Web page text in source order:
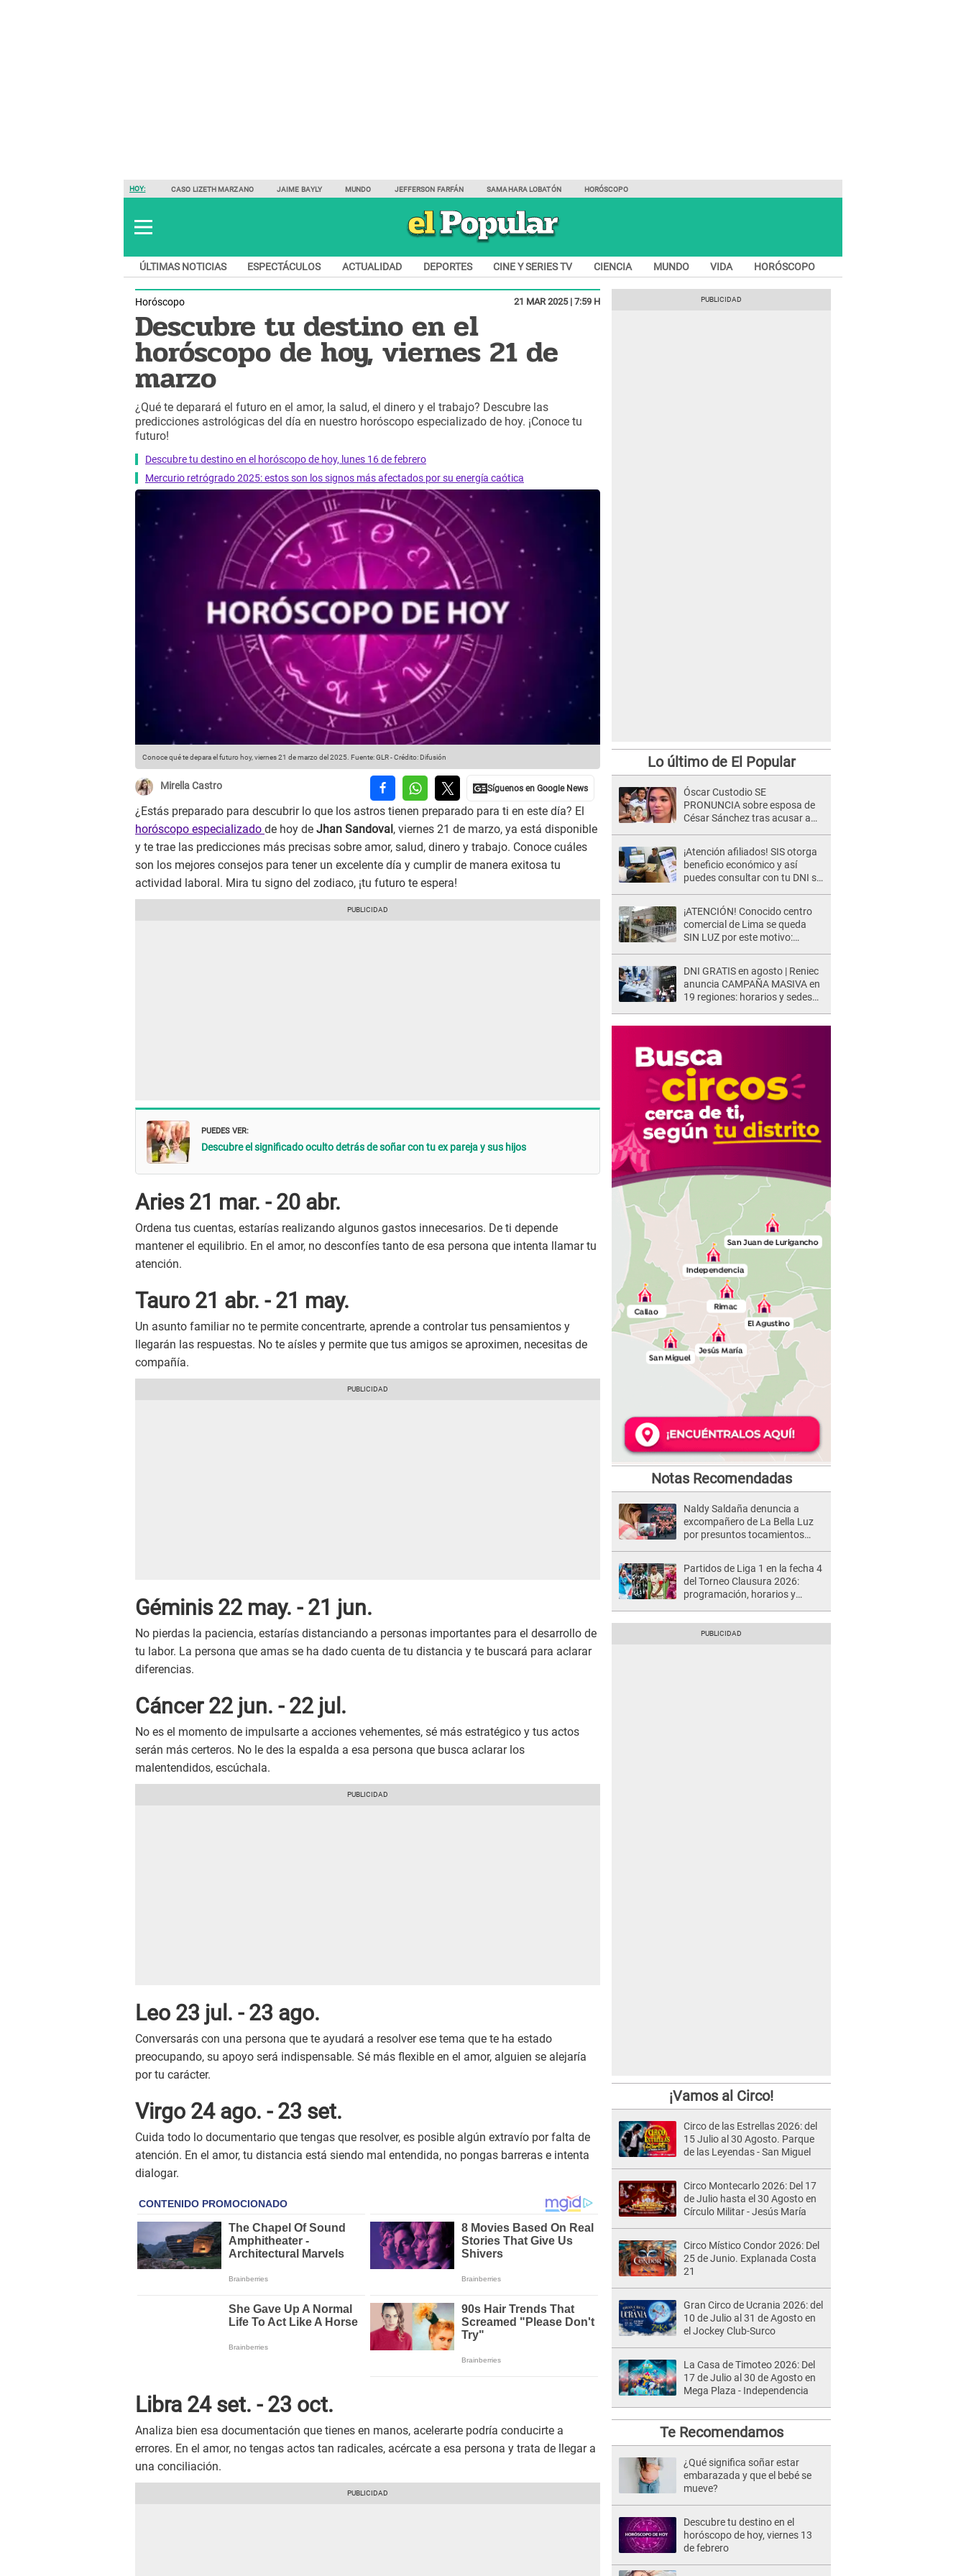
HOY: CASO LIZETH MARZANO JAIME BAYLY MUNDO JEFFERSON FARFÁN SAMAHARA LOBATÓN HORÓSCOPO
ÚLTIMAS NOTICIAS ESPECTÁCULOS ACTUALIDAD DEPORTES CINE Y SERIES TV CIENCIA MUNDO VIDA HORÓSCOPO
Horóscopo 21 MAR 2025 | 7:59 H
Descubre tu destino en el
horóscopo de hoy, viernes 21 de
marzo
¿Qué te deparará el futuro en el amor, la salud, el dinero y el trabajo? Descubre las
predicciones astrológicas del día en nuestro horóscopo especializado de hoy. ¡Conoce tu
futuro!
Descubre tu destino en el horóscopo de hoy, lunes 16 de febrero
Mercurio retrógrado 2025: estos son los signos más afectados por su energía caótica
Conoce qué te depara el futuro hoy, viernes 21 de marzo del 2025. Fuente: GLR-Crédito: Difusión
Mirella Castro
¿Estás preparado para descubrir lo que los astros tienen preparado para ti en este día? El
horóscopo especializado de hoy de Jhan Sandoval , viernes 21 de marzo, ya está disponible
y te trae las predicciones más precisas sobre amor, salud, dinero y trabajo. Conoce cuáles
son los mejores consejos para tener un excelente día y cumplir de manera exitosa tu
actividad laboral. Mira tu signo del zodiaco, ¡tu futuro te espera!
PUEDES VER:
Descubre el significado oculto detrás de soñar con tu ex pareja y sus hijos
Aries 21 mar. - 20 abr.
Ordena tus cuentas, estarías realizando algunos gastos innecesarios. De ti depende
mantener el equilibrio. En el amor, no desconfíes tanto de esa persona que intenta llamar tu
atención.
Tauro 21 abr. - 21 may.
Un asunto familiar no te permite concentrarte, aprende a controlar tus pensamientos y
llegarán las respuestas. No te aísles y permite que tus amigos se aproximen, necesitas de
compañía.
Géminis 22 may. - 21 jun.
No pierdas la paciencia, estarías distanciando a personas importantes para el desarrollo de
tu labor. La persona que amas se ha dado cuenta de tu distancia y te buscará para aclarar
diferencias.
Cáncer 22 jun. - 22 jul.
No es el momento de impulsarte a acciones vehementes, sé más estratégico y tus actos
serán más certeros. No le des la espalda a esa persona que busca aclarar los
malentendidos, escúchala.
Leo 23 jul. - 23 ago.
Conversarás con una persona que te ayudará a resolver ese tema que te ha estado
preocupando, su apoyo será indispensable. Sé más flexible en el amor, alguien se alejaría
por tu carácter.
Virgo 24 ago. - 23 set.
Cuida todo lo documentario que tengas que resolver, es posible algún extravío por falta de
atención. En el amor, tu distancia está siendo mal entendida, no pongas barreras e intenta
dialogar.
Libra 24 set. - 23 oct.
Analiza bien esa documentación que tienes en manos, acelerarte podría conducirte a
errores. En el amor, no tengas actos tan radicales, acércate a esa persona y trata de llegar a
una conciliación.
Lo último de El Popular
Óscar Custodio SE
PRONUNCIA sobre esposa de
César Sánchez tras acusar a
de la justicia"
¡Atención afiliados! SIS otorga
beneficio económico y así
puedes consultar con tu DNI si
¡ATENCIÓN! Conocido centro
comercial de Lima se queda
SIN LUZ por este motivo:
DNI GRATIS en agosto | Reniec
anuncia CAMPAÑA MASIVA en
19 regiones: horarios y sedes
Notas Recomendadas
Naldy Saldaña denuncia a
excompañero de La Bella Luz
por presuntos tocamientos
Partidos de Liga 1 en la fecha 4
del Torneo Clausura 2026:
programación, horarios y
¡Vamos al Circo!
Circo de las Estrellas 2026: del
15 Julio al 30 Agosto. Parque
de las Leyendas - San Miguel
Circo Montecarlo 2026: Del 17
de Julio hasta el 30 Agosto en
Círculo Militar - Jesús María
Circo Místico Condor 2026: Del
25 de Junio. Explanada Costa
21
Gran Circo de Ucrania 2026: del
10 de Julio al 31 de Agosto en
el Jockey Club-Surco
La Casa de Timoteo 2026: Del
17 de Julio al 30 de Agosto en
Mega Plaza - Independencia
Te Recomendamos
¿Qué significa soñar estar
embarazada y que el bebé se
mueve?
Descubre tu destino en el
horóscopo de hoy, viernes 13
de febrero